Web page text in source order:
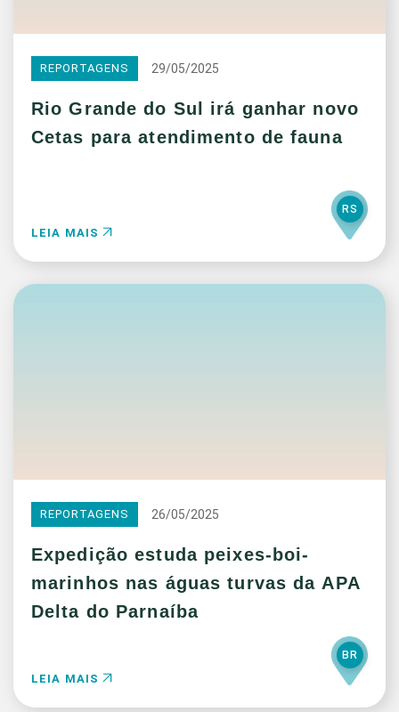
REPORTAGENS 29/05/2025
Rio Grande do Sul irá ganhar novo
Cetas para atendimento de fauna
LEIA MAIS
RS
REPORTAGENS 26/05/2025
Expedição estuda peixes-boi-
marinhos nas águas turvas da APA
Delta do Parnaíba
LEIA MAIS
BR